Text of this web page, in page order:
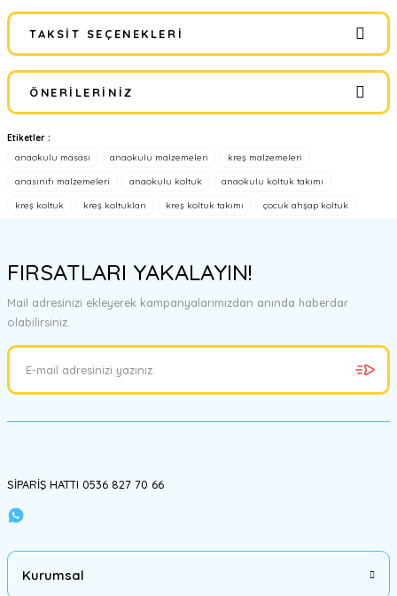
Bu ürüne ilk yorumu siz yapın!
Yorum Yaz
TAKSIT SEÇENEKLERI
ÖNERILERINIZ
Bu ürünün fiyat bilgisi, resim, ürün açıklamalarında ve diğer
konularda yetersiz gördüğünüz noktaları öneri formunu kullanarak
tarafımıza iletebilirsiniz.
Ürün açıklamasında eksik bilgiler bulunuyor.
Ürün fiyatı diğer sitelerden daha pahalı.
Etiketler :
anaokulu masası
anaokulu malzemeleri kreş malzemeleri
anasınıfı malzemeleri anaokulu koltuk anaokulu koltuk takımı
kreş koltuk kreş koltukları kreş koltuk takımı çocuk ahşap koltuk
FIRSATLARI YAKALAYIN!
Mail adresinizi ekleyerek kampanyalarımızdan anında haberdar
olabilirsiniz.
SİPARİŞ HATTI 0536 827 70 66
Kurumsal